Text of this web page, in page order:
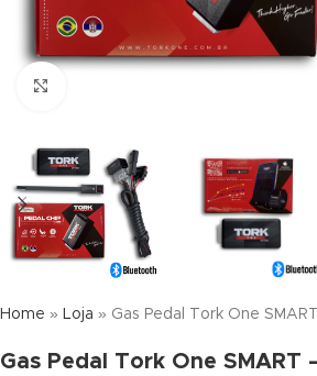
Home » Loja » Gas Pedal Tork One
Gas Pedal Tork One SMART